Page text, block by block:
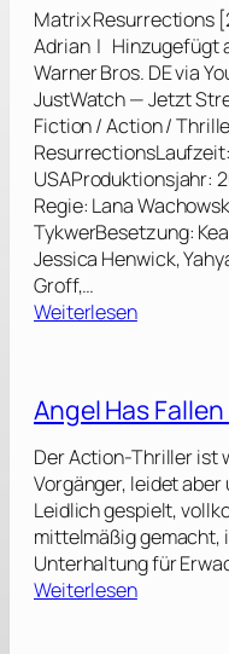
Matrix Resurrections
Adrian | Hinzugefügt
Warner Bros. DE via
JustWatch — Jetzt
Fiction / Action /
USAProduktionsjahr:
Regie: Lana
TykwerBesetzung:
Jessica Henwick,
Groff,…
Weiterlesen:
r
i
x
R
e
s
u
r
Angel Has
Der Action-Thriller ist
Vorgänger, leidet
Leidlich gespielt,
mittelmäßig gemacht,
Unterhaltung für
Weiterlesen: